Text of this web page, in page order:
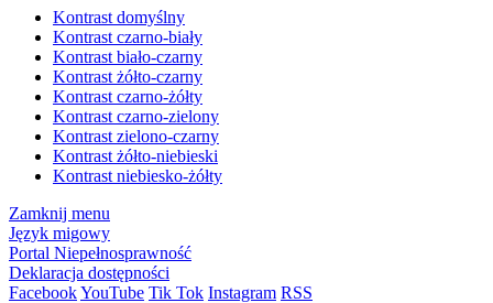
Kontrast domyślny
Kontrast czarno-biały
Kontrast biało-czarny
Kontrast żółto-czarny
Kontrast czarno-żółty
Kontrast czarno-zielony
Kontrast zielono-czarny
Kontrast żółto-niebieski
Kontrast niebiesko-żółty
Zamknij menu
Język migowy
Portal Niepełnosprawność
Deklaracja dostępności
FacebookYouTube Tik Tok Instagram RSS